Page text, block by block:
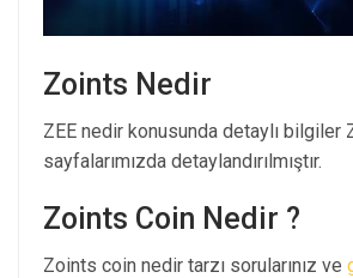
Zoints Nedir
ZEE nedir konusunda detaylı bilgiler
sayfalarımızda detaylandırılmıştır.
Zoints Coin Nedir ?
Zoints coin nedir tarzı sorularınız ve